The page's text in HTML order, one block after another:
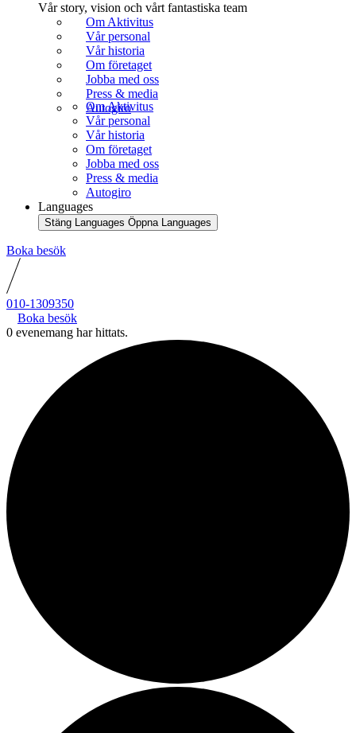
Vår story, vision och vårt fantastiska team
Om Aktivitus
Vår personal
Vår historia
Om företaget
Jobba med oss
Press & media
Autogiro
Om Aktivitus
Vår personal
Vår historia
Om företaget
Jobba med oss
Press & media
Autogiro
Languages
Stäng Languages Öppna Languages
Boka besök
010-1309350
Boka besök
0 evenemang har hittats.